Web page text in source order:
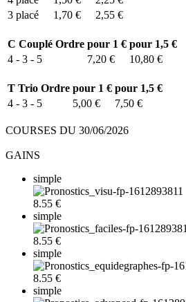
3 placé 1,70 € 2,55 €
C Couplé Ordre pour 1 € pour 1,5 €
4 - 3 - 5
7,20 € 10,80 €
T Trio Ordre pour 1 € pour 1,5 €
4 - 3 - 5
5,00 € 7,50 €
COURSES DU 30/06/2026
GAINS
simple
8.55 €
simple
8.55 €
simple
8.55 €
simple